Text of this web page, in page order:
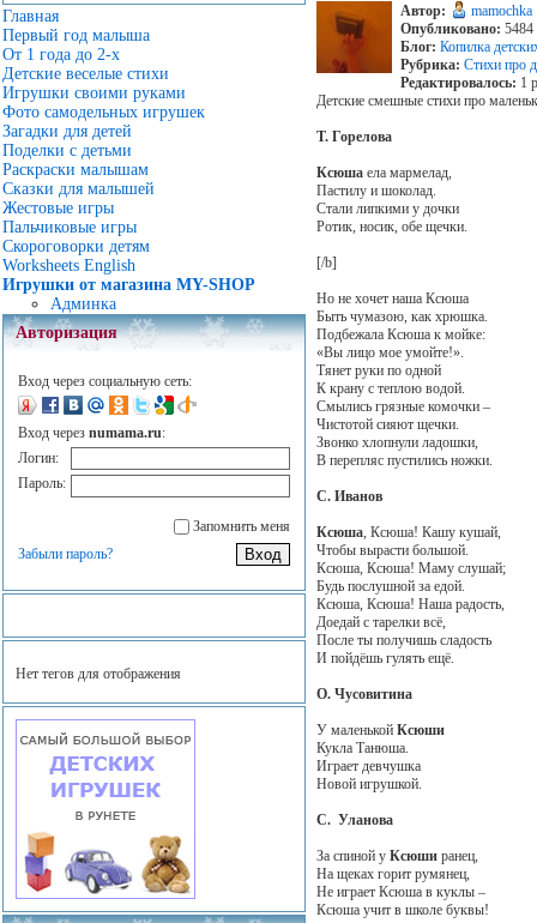
Главная
Первый год малыша
От 1 года до 2-х
Детские веселые стихи
Игрушки своими руками
Фото самодельных игрушек
Загадки для детей
Поделки с детьми
Раскраски малышам
Сказки для малышей
Жестовые игры
Пальчиковые игры
Скороговорки детям
Worksheets English
Игрушки от магазина MY-SHOP
Админка
Авторизация
Вход через социальную сеть:
Вход через numama.ru:
Логин:
Пароль:
Запомнить меня
Забыли пароль?
Нет тегов для отображения
Автор:
mamochka
Опубликовано: 5484
Блог: Копилка
Рубрика: Стихи про
Редактировалось: 1
Детские смешные стихи про
Т. Горелова
Ксюшаела мармелад,
Пастилу и шоколад.
Стали липкими у дочки
Ротик, носик, обе щечки.
[/b]
Но не хочет наша Ксюша
Быть чумазою, как хрюшка.
Подбежала Ксюша к мойке:
«Вы лицо мое умойте!».
Тянет руки по одной
К крану с теплою водой.
Смылись грязные комочки –
Чистотой сияют щечки.
Звонко хлопнули ладошки,
В перепляс пустились ножки.
С. Иванов
Ксюша, Ксюша! Кашу кушай,
Чтобы вырасти большой.
Ксюша, Ксюша! Маму слушай;
Будь послушной за едой.
Ксюша, Ксюша! Наша радость,
Доедай с тарелки всё,
После ты получишь сладость
И пойдёшь гулять ещё.
О. Чусовитина
У маленькой Ксюши
Кукла Танюша.
Играет девчушка
Новой игрушкой.
С. Уланова
За спиной у Ксюширанец,
На щеках горит румянец,
Не играет Ксюша в куклы –
Ксюша учит в школе буквы!